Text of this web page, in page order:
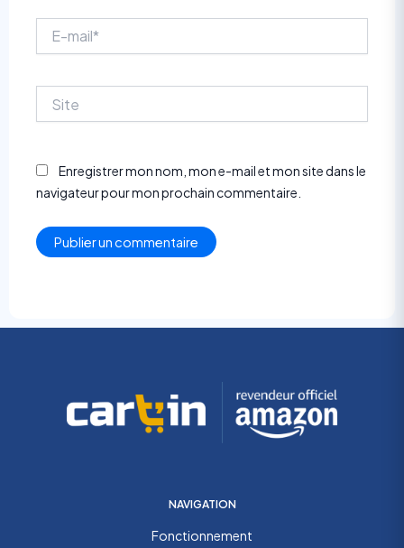
mail*
Enregistrer mon nom, mon e-mail et mon site dans le
navigateur pour mon prochain commentaire.
NAVIGATION
Fonctionnement